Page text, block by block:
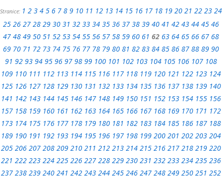
Stranice: 1 2 3 4 5 6 7 8 9 10 11 12 13 14 15 16 17 18 19 20 21 22 23 24
25 26 27 28 29 30 31 32 33 34 35 36 37 38 39 40 41 42 43 44 45 46
47 48 49 50 51 52 53 54 55 56 57 58 59 60 61 62 63 64 65 66 67 68
69 70 71 72 73 74 75 76 77 78 79 80 81 82 83 84 85 86 87 88 89 90
91 92 93 94 95 96 97 98 99 100 101 102 103 104 105 106 107 108
109 110 111 112 113 114 115 116 117 118 119 120 121 122 123 124
125 126 127 128 129 130 131 132 133 134 135 136 137 138 139 140
141 142 143 144 145 146 147 148 149 150 151 152 153 154 155 156
157 158 159 160 161 162 163 164 165 166 167 168 169 170 171 172
173 174 175 176 177 178 179 180 181 182 183 184 185 186 187 188
189 190 191 192 193 194 195 196 197 198 199 200 201 202 203 204
205 206 207 208 209 210 211 212 213 214 215 216 217 218 219 220
221 222 223 224 225 226 227 228 229 230 231 232 233 234 235 236
237 238 239 240 241 242 243 244 245 246 247 248 249 250 251 252